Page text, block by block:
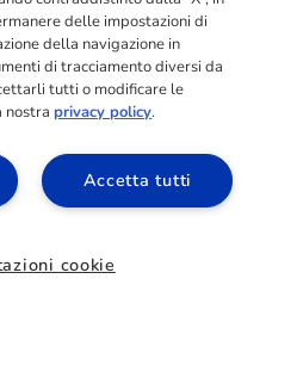
Richiedi informazioni
delle impostazioni di
della navigazione in
di tracciamento diversi da
tutti o modificare le
nostraprivacy policy.
Accetta tutti
cookie